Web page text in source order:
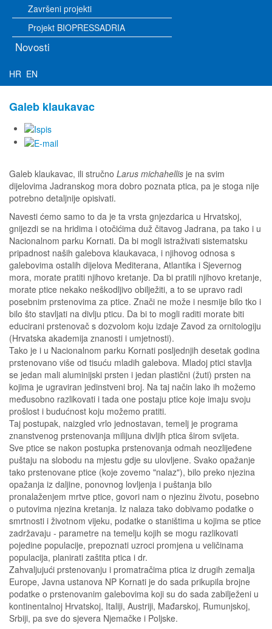
Završeni projekti
Projekt BIOPRESSADRIA
Novosti
HR EN
Galeb klaukavac
Galeb klaukavac, ili stručno Larus michahellis je na svim
dijelovima Jadranskog mora dobro poznata ptica, pa je stoga nije
potrebno detaljnije opisivati.
Navesti ćemo samo to da je ta vrsta gnjezdarica u Hrvatskoj,
gnijezdi se na hridima i otočićima duž čitavog Jadrana, pa tako i u
Nacionalnom parku Kornati. Da bi mogli istraživati sistematsku
pripadnost naših galebova klaukavaca, i njihovog odnosa s
galebovima ostalih dijelova Mediterana, Atlantika i Sjevernog
mora, morate pratiti njihovo kretanje. Da bi pratili njihovo kretanje,
morate ptice nekako neškodljivo obilježiti, a to se upravo radi
posebnim prstenovima za ptice. Znači ne može i nesmije bilo tko i
bilo što stavljati na divlju pticu. Da bi to mogli raditi morate biti
educirani prstenovač s dozvolom koju izdaje Zavod za ornitologiju
(Hrvatska akademija znanosti i umjetnosti).
Tako je i u Nacionalnom parku Kornati posljednjih desetak godina
prstenovano više od tisuću mladih galebova. Mladoj ptici stavlja
se jedan mali aluminijski prsten i jedan plastični (žuti) prsten na
kojima je ugraviran jedinstveni broj. Na taj način lako ih možemo
međusobno razlikovati i tada one postaju ptice koje imaju svoju
prošlost i budućnost koju možemo pratiti.
Taj postupak, naizgled vrlo jednostavan, temelj je programa
znanstvenog prstenovanja milijuna divljih ptica širom svijeta.
Sve ptice se nakon postupka prstenovanja odmah neozlijeđene
puštaju na slobodu na mjestu gdje su ulovljene. Svako opažanje
tako prstenovane ptice (koje zovemo "nalaz"), bilo preko njezina
opažanja iz daljine, ponovnog lovljenja i puštanja bilo
pronalaženjem mrtve ptice, govori nam o njezinu životu, posebno
o putovima njezina kretanja. Iz nalaza tako dobivamo podatke o
smrtnosti i životnom vijeku, podatke o staništima u kojima se ptice
zadržavaju - parametre na temelju kojih se mogu razlikovati
pojedine populacije, prepoznati uzroci promjena u veličinama
populacija, planirati zaštita ptica i dr.
Zahvaljujući prstenovanju i promatračima ptica iz drugih zemalja
Europe, Javna ustanova NP Kornati je do sada prikupila brojne
podatke o prstenovanim galebovima koji su do sada zabilježeni u
kontinentalnoj Hrvatskoj, Italiji, Austriji, Mađarskoj, Rumunjskoj,
Srbiji, pa sve do sjevera Njemačke i Poljske.